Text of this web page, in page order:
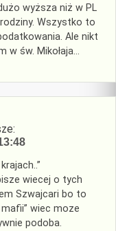
wyższa niż w PL
Wszystko to
Ale nikt
w św. Mikołaja…
wiecej o tych
Szwajcari bo to
wiec moze
podoba.